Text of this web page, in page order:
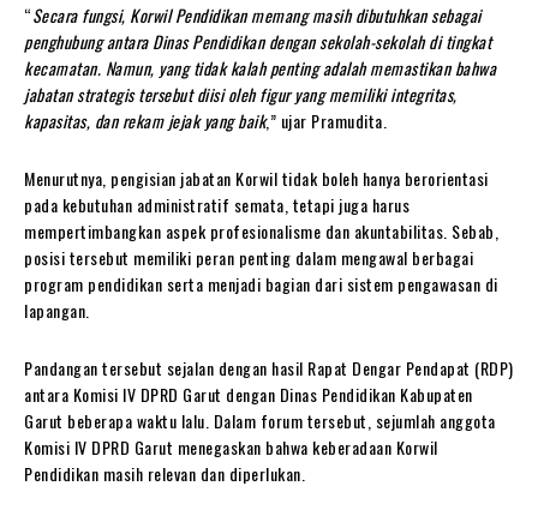
“Secara fungsi, Korwil Pendidikan memang masih dibutuhkan sebagai
penghubung antara Dinas Pendidikan dengan sekolah-sekolah di tingkat
kecamatan. Namun, yang tidak kalah penting adalah memastikan bahwa
jabatan strategis tersebut diisi oleh figur yang memiliki integritas,
kapasitas, dan rekam jejak yang baik,” ujar Pramudita.
Menurutnya, pengisian jabatan Korwil tidak boleh hanya berorientasi
pada kebutuhan administratif semata, tetapi juga harus
mempertimbangkan aspek profesionalisme dan akuntabilitas. Sebab,
posisi tersebut memiliki peran penting dalam mengawal berbagai
program pendidikan serta menjadi bagian dari sistem pengawasan di
lapangan.
Pandangan tersebut sejalan dengan hasil Rapat Dengar Pendapat (RDP)
antara Komisi IV DPRD Garut dengan Dinas Pendidikan Kabupaten
Garut beberapa waktu lalu. Dalam forum tersebut, sejumlah anggota
Komisi IV DPRD Garut menegaskan bahwa keberadaan Korwil
Pendidikan masih relevan dan diperlukan.